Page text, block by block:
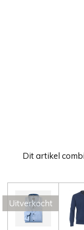
Dit artikel
Uitverkocht